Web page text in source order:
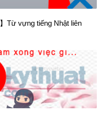
Từ vựng tiếng Nhật liên